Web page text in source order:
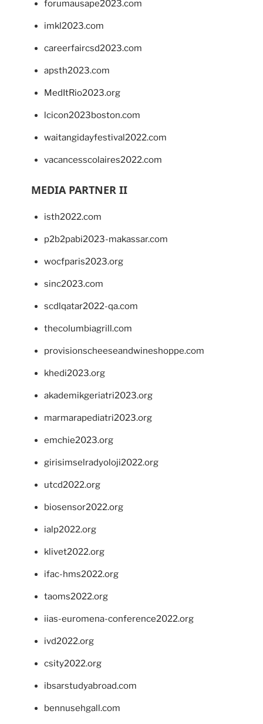
forumausape2023.com
imkl2023.com
careerfaircsd2023.com
apsth2023.com
MedItRio2023.org
lcicon2023boston.com
waitangidayfestival2022.com
vacancesscolaires2022.com
MEDIA PARTNER II
isth2022.com
p2b2pabi2023-makassar.com
wocfparis2023.org
sinc2023.com
scdlqatar2022-qa.com
thecolumbiagrill.com
provisionscheeseandwineshoppe.com
khedi2023.org
akademikgeriatri2023.org
marmarapediatri2023.org
emchie2023.org
girisimselradyoloji2022.org
utcd2022.org
biosensor2022.org
ialp2022.org
klivet2022.org
ifac-hms2022.org
taoms2022.org
iias-euromena-conference2022.org
ivd2022.org
csity2022.org
ibsarstudyabroad.com
bennusehgall.com